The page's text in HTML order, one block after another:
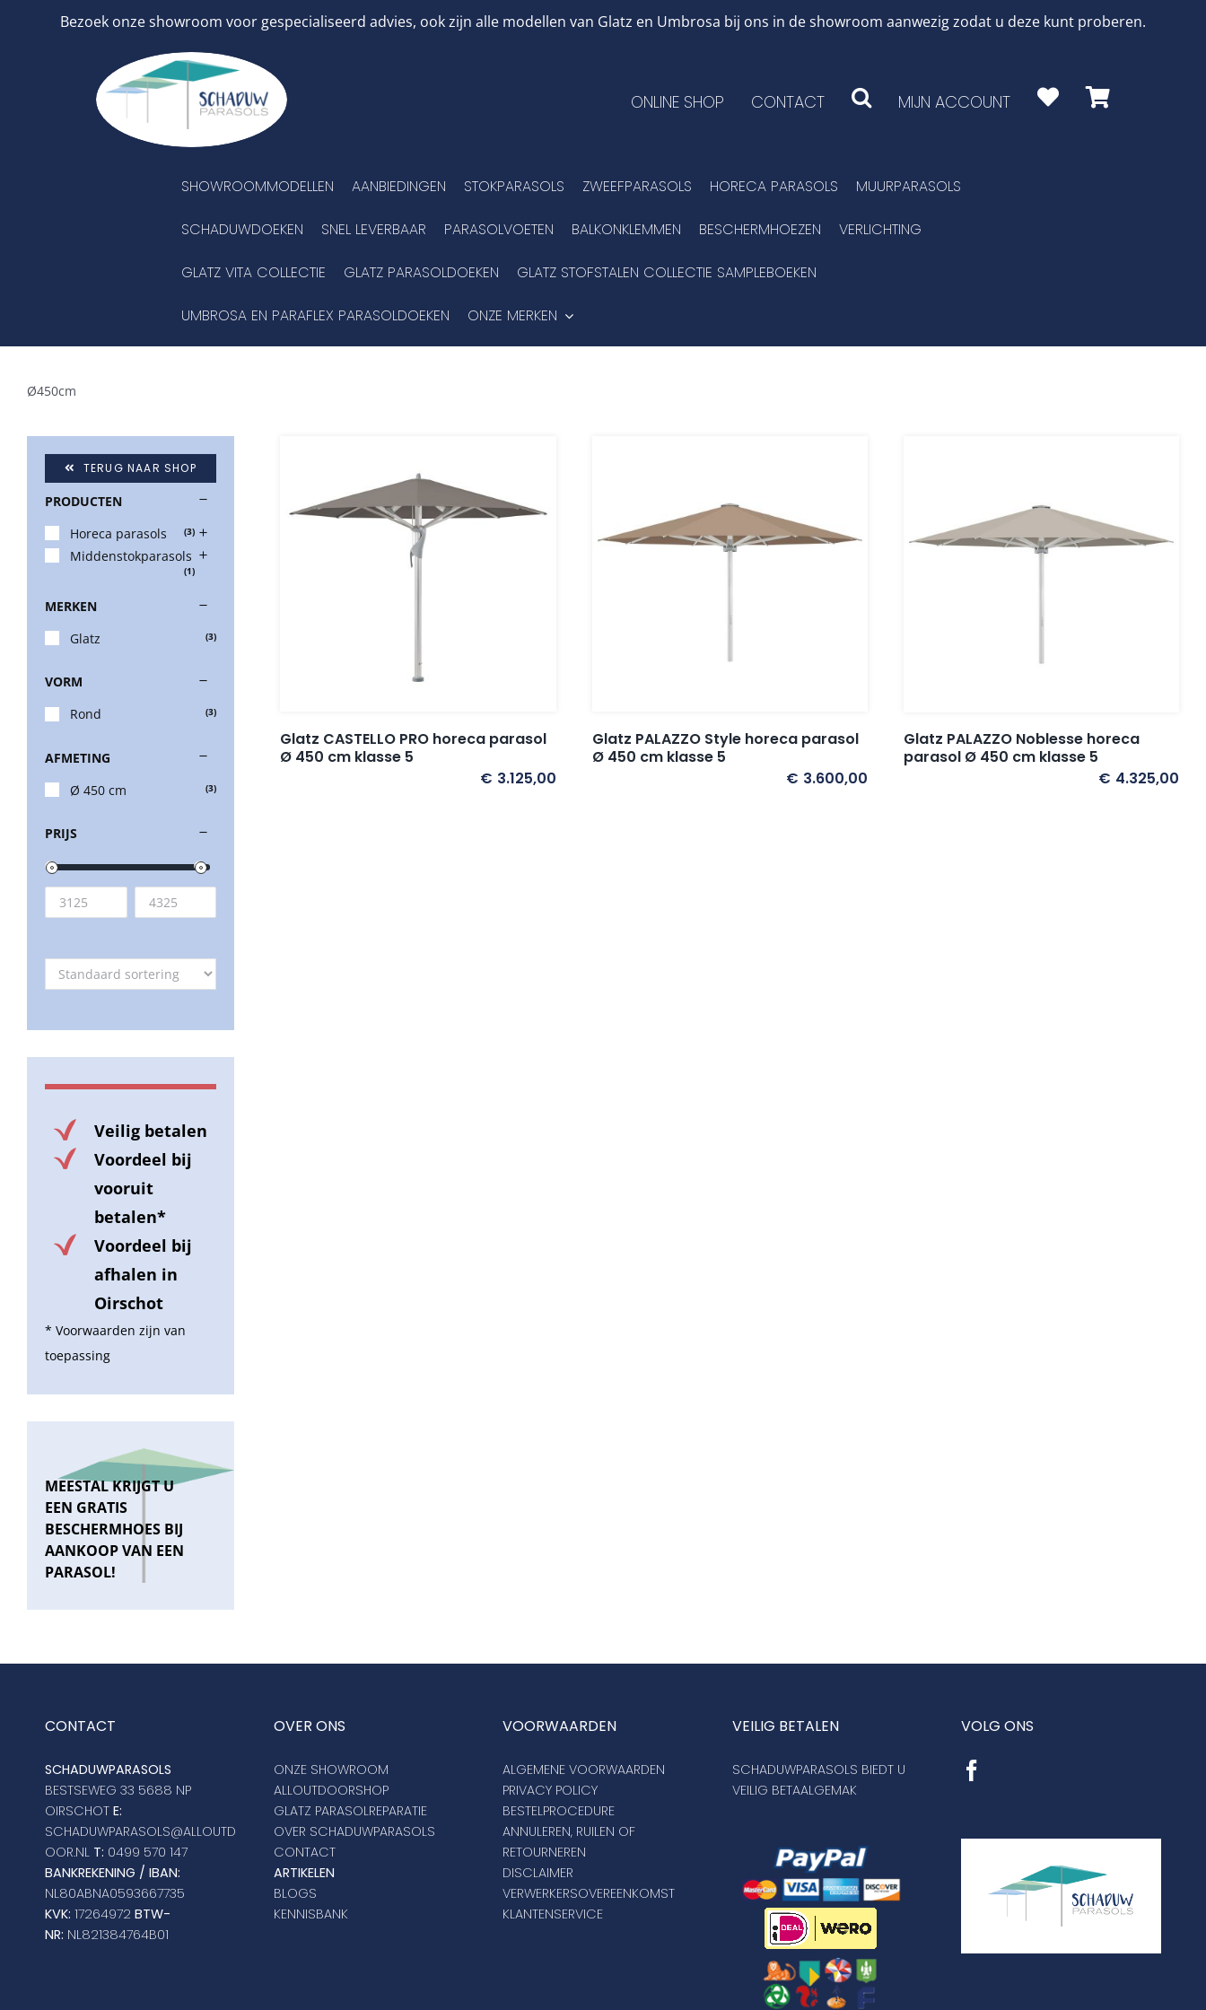
Bezoek onze showroom voor gespecialiseerd advies, ook zijn alle modellen van Glatz en Umbrosa bij ons in de showroom aanwezig zodat u deze kunt proberen.
ONLINE SHOP CONTACT MIJN ACCOUNT
SHOWROOMMODELLEN AANBIEDINGEN STOKPARASOLS ZWEEFPARASOLS HORECA PARASOLS MUURPARASOLS
SCHADUWDOEKEN SNEL LEVERBAAR PARASOLVOETEN BALKONKLEMMEN BESCHERMHOEZEN VERLICHTING
GLATZ VITA COLLECTIE GLATZ PARASOLDOEKEN GLATZ STOFSTALEN COLLECTIE SAMPLEBOEKEN
UMBROSA EN PARAFLEX PARASOLDOEKEN ONZE MERKEN
Ø450cm
Glatz CASTELLO PRO horeca parasol
Ø 450 cm klasse 5
€ 3.125,00
Glatz PALAZZO Style horeca parasol
Ø 450 cm klasse 5
€ 3.600,00
Glatz PALAZZO Noblesse horeca
parasol Ø 450 cm klasse 5
€ 4.325,00
TERUG NAAR SHOP
PRODUCTEN
Horeca parasols
(3)
Middenstokparasols
(1)
MERKEN
Glatz
(3)
VORM
Rond
(3)
AFMETING
Ø 450 cm
(3)
PRIJS
Veilig betalen
Voordeel bij
vooruit
betalen*
Voordeel bij
afhalen in
Oirschot
* Voorwaarden zijn van
toepassing
MEESTAL KRIJGT U
EEN GRATIS
BESCHERMHOES BIJ
AANKOOP VAN EEN
PARASOL!
CONTACT
SCHADUWPARASOLS
BESTSEWEG 33 5688 NP
OIRSCHOT E:
SCHADUWPARASOLS@ALLOUTD
OOR.NL T: 0499 570 147
BANKREKENING / IBAN:
NL80ABNA0593667735
KVK: 17264972 BTW-
NR: NL821384764B01
OVER ONS
ONZE SHOWROOM
ALLOUTDOORSHOP
GLATZ PARASOLREPARATIE
OVER SCHADUWPARASOLS
CONTACT
ARTIKELEN
BLOGS
KENNISBANK
VOORWAARDEN
ALGEMENE VOORWAARDEN
PRIVACY POLICY
BESTELPROCEDURE
ANNULEREN, RUILEN OF
RETOURNEREN
DISCLAIMER
VERWERKERSOVEREENKOMST
KLANTENSERVICE
VEILIG BETALEN
SCHADUWPARASOLS BIEDT U
VEILIG BETAALGEMAK
VOLG ONS